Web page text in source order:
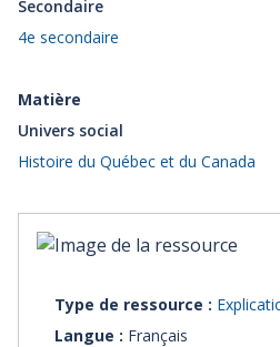
Secondaire
4e secondaire
Matière
Univers social
Histoire du Québec et du Canada
Type de ressource :
Langue : Français